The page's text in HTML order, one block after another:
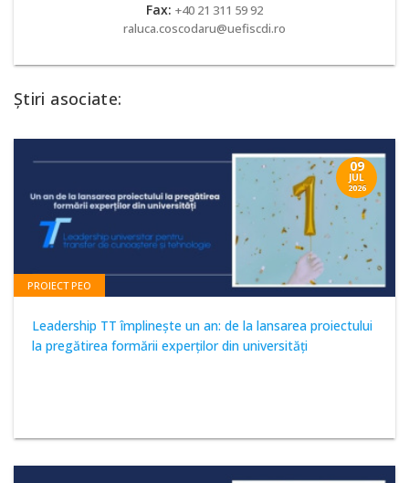
Fax: +40 21 311 59 92
raluca.coscodaru@uefiscdi.ro
Știri asociate:
09
JUL
2026
PROIECT PEO
Leadership TT împlinește un an: de la lansarea proiectului
la pregătirea formării experților din universități